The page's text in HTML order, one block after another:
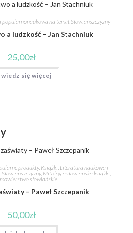
na temat Słowiańszczyzny
a ludzkość – Jan Stachniuk
25,00zł
się więcej
produkty, Książki, Literatura naukowa i
, Mitologia słowiańska książki,
słowiańskie
– Paweł Szczepanik
50,00zł